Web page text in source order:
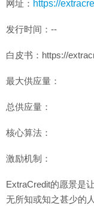
网址： https://
发行时间：--
白皮书：https://
最大供应量：
总供应量：
核心算法：
激励机制：
ExtraCredit的愿景是
无所知或知之甚少的